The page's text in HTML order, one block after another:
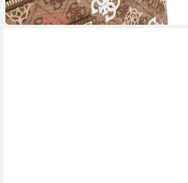
in 2-3 Werktagen bei dir